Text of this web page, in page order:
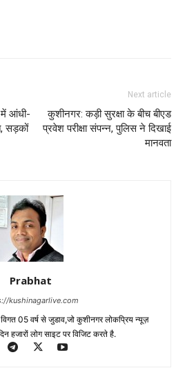
आंधी-
सड़कों
Next article
कुशीनगर: कड़ी सुरक्षा के बीच बीएड
प्रवेश परीक्षा संपन्न, पुलिस ने दिखाई
मानवता
Prabhat
kushinagarlive.com
05 वर्ष से जुडाव,जो कुशीनगर लोकप्रिय न्यूज़
हजारों लोग साइट पर विजिट करते है.